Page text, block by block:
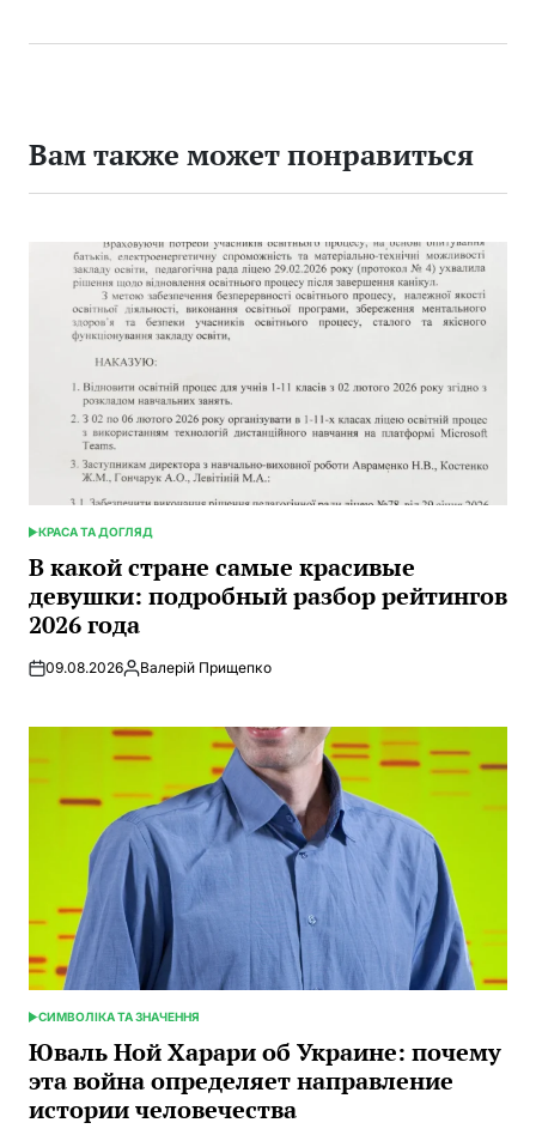
Вам также может понравиться
ОПУБЛИКОВАНО
В
КРАСА ТА ДОГЛЯД
В какой стране самые красивые
девушки: подробный разбор рейтингов
2026 года
09.08.2026Запись
Валерій Прищепко
ОПУБЛИКОВАНО
В
СИМВОЛІКА ТА ЗНАЧЕННЯ
Юваль Ной Харари об Украине: почему
эта война определяет направление
истории человечества